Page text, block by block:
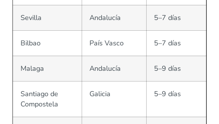
Sevilla Andalucía 5–7 días
Bilbao País Vasco 5–7 días
Malaga Andalucía 5–9 días
Santiago de
Compostela
Galicia 5–9 días